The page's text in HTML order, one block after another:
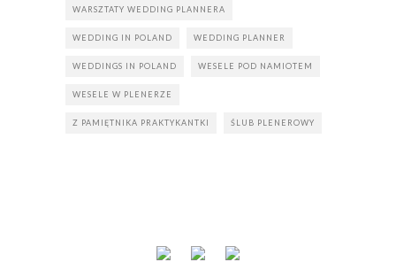
WARSZTATY WEDDING PLANNERA
WEDDING IN POLAND WEDDING PLANNER
WEDDINGS IN POLAND WESELE POD NAMIOTEM
WESELE W PLENERZE
Z PAMIĘTNIKA PRAKTYKANTKI ŚLUB PLENEROWY